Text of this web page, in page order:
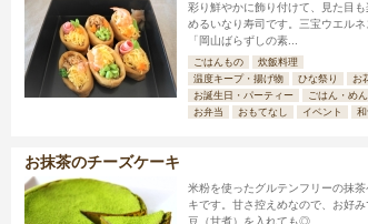
彩り鮮やかに飾り付けて、見た目も
めるいなり寿司です。三宝ウエルネ
「岡山ばらずしの素...
ごはんもの
炊飯料理
温度キープ・揚げ物
ひな祭り
お
お誕生日・パーティー
ごはん・めん
お弁当
おもてなし イベント
お抹茶のチーズケーキ
米粉を使ったグルテンフリーの抹茶
キです。甘さ控えめなので、お好み
豆（甘煮）を入れても◎